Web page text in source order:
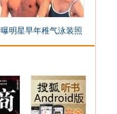
曝明星早年稚气泳装照